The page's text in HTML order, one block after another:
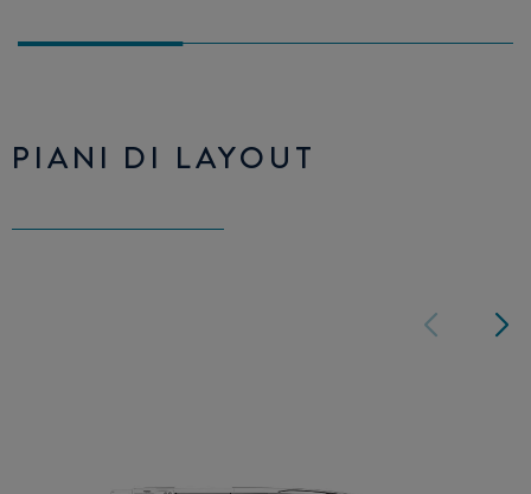
PIANI DI LAYOUT